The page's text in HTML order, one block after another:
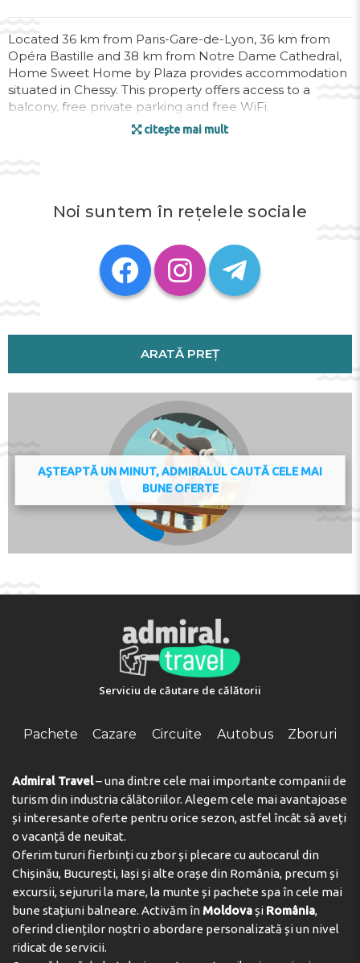
Located 36 km from Paris-Gare-de-Lyon, 36 km from
Opéra Bastille and 38 km from Notre Dame Cathedral,
Home Sweet Home by Plaza provides accommodation
situated in Chessy. This property offers access to a
balcony, free private parking and free WiFi.
The 1-bedroom apartment is equipped with a living
provided in the apartment.
Sainte-Chapelle is 38 km from the apartment, while
Pompidou Centre is 38 km away. The nearest airport is
Paris - Charles de Gaulle Airport, 26 km from Home
Sweet Home by Plaza.
Key collection at the property - someone will meet you.
citește mai mult
Noi suntem în rețelele sociale
ARATĂ PREȚ
AȘTEAPTĂ UN MINUT, ADMIRALUL CAUTĂ CELE MAI
BUNE OFERTE
Serviciu de căutare de călătorii
Pachete Cazare Circuite Autobus Zboruri
Admiral Travel– una dintre cele mai importante companii de
turism din industria călătoriilor. Alegem cele mai avantajoase
și interesante oferte pentru orice sezon, astfel încât să aveți
o vacanță de neuitat.
Oferim tururi fierbinți cu zbor și plecare cu autocarul din
Chișinău, București, Iași și alte orașe din România, precum și
excursii, sejururi la mare, la munte și pachete spa în cele mai
bune stațiuni balneare. Activăm în Moldovași România,
oferind clienților noștri o abordare personalizată și un nivel
ridicat de servicii.